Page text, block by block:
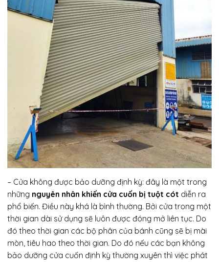
– Cửa không được bảo dưỡng định kỳ: đây là một trong
những nguyên nhân khiến cửa cuốn bị tuột cót diễn ra
phổ biến. Điều này khá là bình thường. Bởi cửa trong một
thời gian dài sử dụng sẽ luôn được đóng mở liên tục. Do
đó theo thời gian các bộ phân của bánh cũng sẽ bị mài
mòn, tiêu hao theo thời gian. Do đó nếu các bạn không
bảo dưỡng cửa cuốn định kỳ thường xuyên thì việc phát